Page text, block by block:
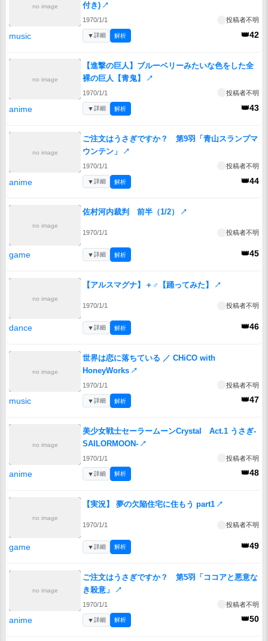
no image
付き) ↗
1970/1/1 投稿者不明
music 👑42
▼詳細 解析
no image
【進撃の巨人】ブルーベリーみたいな色をした全
裸の巨人【青鬼】
↗
1970/1/1 投稿者不明
anime 👑43
▼詳細 解析
no image
ご注文はうさぎですか？ 第9羽「青山スランプマ
ウンテン」
↗
1970/1/1 投稿者不明
anime 👑44
▼詳細 解析
no image
佐村河内裁判 前半（1/2） ↗
1970/1/1 投稿者不明
game 👑45
▼詳細 解析
no image
【アルスマグナ】＋♂【踊ってみた】 ↗
1970/1/1 投稿者不明
dance 👑46
▼詳細 解析
no image
世界は恋に落ちている ／ CHiCO with
HoneyWorks ↗
1970/1/1 投稿者不明
music 👑47
▼詳細 解析
no image
美少女戦士セーラームーンCrystal Act.1 うさぎ-
SAILORMOON- ↗
1970/1/1 投稿者不明
anime 👑48
▼詳細 解析
no image
【実況】 夢の欠陥住宅に住もう part1 ↗
1970/1/1 投稿者不明
game 👑49
▼詳細 解析
no image
ご注文はうさぎですか？ 第5羽「ココアと悪意な
き殺意」
↗
1970/1/1 投稿者不明
anime 👑50
▼詳細 解析